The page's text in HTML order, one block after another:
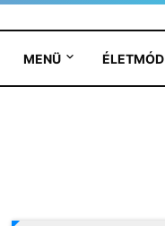
MENÜ ÉLETMÓD